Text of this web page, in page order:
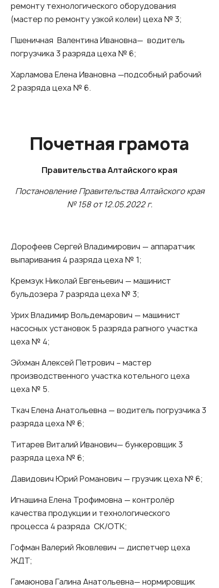
ремонту технологического оборудования
(мастер по ремонту узкой колеи) цеха № 3;
Пшеничная Валентина Ивановна— водитель
погрузчика 3 разряда цеха № 6;
Харламова Елена Ивановна —подсобный рабочий
2 разряда цеха № 6.
Почетная грамота
Правительства Алтайского края
Постановление Правительства Алтайского края
№ 158 от 12.05.2022 г.
Дорофеев Сергей Владимирович — аппаратчик
выпаривания 4 разряда цеха № 1;
Кремзук Николай Евгеньевич — машинист
бульдозера 7 разряда цеха № 3;
Урих Владимир Вольдемарович — машинист
насосных установок 5 разряда рапного участка
цеха № 4;
Эйхман Алексей Петрович – мастер
производственного участка котельного цеха
цеха № 5.
Ткач Елена Анатольевна — водитель погрузчика 3
разряда цеха № 6;
Титарев Виталий Иванович— бункеровщик 3
разряда цеха № 6;
Давидович Юрий Романович — грузчик цеха № 6;
Игнашина Елена Трофимовна — контролёр
качества продукции и технологического
процесса 4 разряда СК/ОТК;
Гофман Валерий Яковлевич — диспетчер цеха
ЖДТ;
Гамаюнова Галина Анатольевна— нормировщик